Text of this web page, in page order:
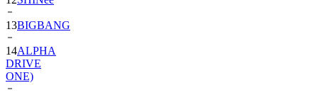
14ALPHA
DRIVE
ONE)
15NewJeans